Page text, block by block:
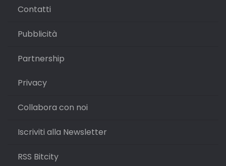
Contatti
Pubblicità
Partnership
Privacy
Collabora con noi
Iscriviti alla Newsletter
RSS Bitcity